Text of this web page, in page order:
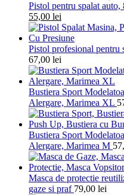
Pistol pentru spalat
55,00 lei
Pistol profesional pentru
67,00 lei
Bustiera Sport
Alergare, Marimea XL
Bustiera Sport
Alergare, Marimea M
Masca de protectie
gaze si praf 79,00 lei